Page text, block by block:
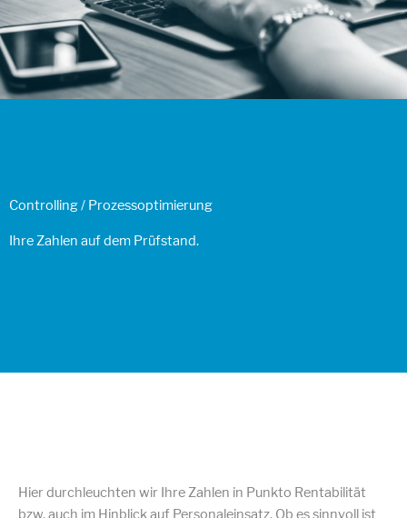
Controlling / Prozessoptimierung
Ihre Zahlen auf dem Prüfstand.
Hier durchleuchten wir Ihre Zahlen in Punkto Rentabilität